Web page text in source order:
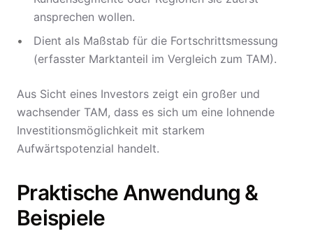
ansprechen wollen.
Dient als Maßstab für die Fortschrittsmessung
(erfasster Marktanteil im Vergleich zum TAM).
Aus Sicht eines Investors zeigt ein großer und
wachsender TAM, dass es sich um eine lohnende
Investitionsmöglichkeit mit starkem
Aufwärtspotenzial handelt.
Praktische Anwendung &
Beispiele